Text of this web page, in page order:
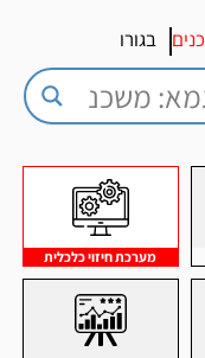
בגורו
מערכת חיזוי כלכלית